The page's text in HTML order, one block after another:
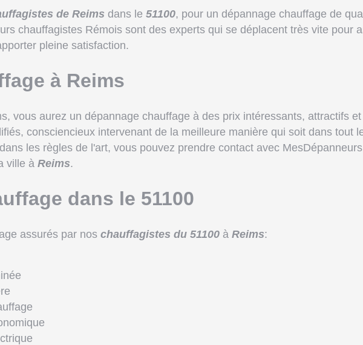
de Reims dans le 51100, pour un dépannage chauffage de
chauffagistes Rémois sont des experts qui se déplacent très vite pour
pleine satisfaction.
à Reims
vous aurez un dépannage chauffage à des prix intéressants, attractifs
consciencieux intervenant de la meilleure manière qui soit dans tout
les règles de l'art, vous pouvez prendre contact avec
ville à Reims.
dans le 51100
assurés par nos chauffagistes du 51100 à Reims: